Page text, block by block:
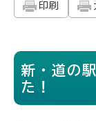
印刷
新・道の
た！